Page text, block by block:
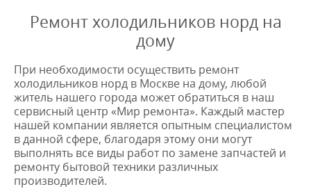
Ремонт холодильников норд на
дому
При необходимости осуществить ремонт
холодильников норд в Москве на дому, любой
житель нашего города может обратиться в наш
сервисный центр «Мир ремонта». Каждый мастер
нашей компании является опытным специалистом
в данной сфере, благодаря этому они могут
выполнять все виды работ по замене запчастей и
ремонту бытовой техники различных
производителей.